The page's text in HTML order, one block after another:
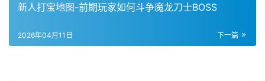
新人打宝地图-前期玩家如何斗争魔龙刀士BOSS
下一篇
2026年04月11日